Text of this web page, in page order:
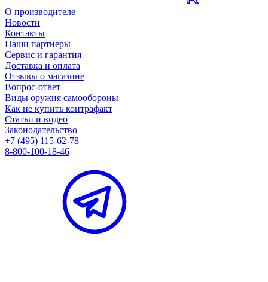
О производителе
Новости
Контакты
Наши партнеры
Сервис и гарантия
Доставка и оплата
Отзывы о магазине
Вопрос-ответ
Виды оружия самообороны
Как не купить контрафакт
Статьи и видео
Законодательство
+7 (495) 115-62-78
8-800-100-18-46